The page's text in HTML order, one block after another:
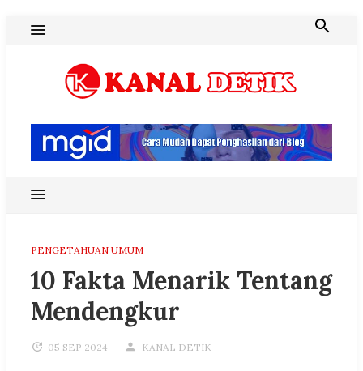
PENGETAHUAN UMUM
10 Fakta Menarik Tentang
Mendengkur
05 SEP 2024 KANAL DETIK